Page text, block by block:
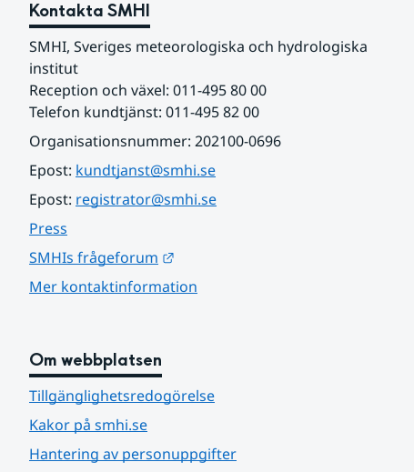
Kontakta SMHI
SMHI, Sveriges meteorologiska och hydrologiska
institut
Reception och växel: 011-495 80 00
Telefon kundtjänst: 011-495 82 00
Organisationsnummer: 202100-0696
Epost: kundtjanst@smhi.se
Epost: registrator@smhi.se
Press
SMHIs frågeforum
Mer kontaktinformation
Om webbplatsen
Tillgänglighetsredogörelse
Kakor på smhi.se
Hantering av personuppgifter